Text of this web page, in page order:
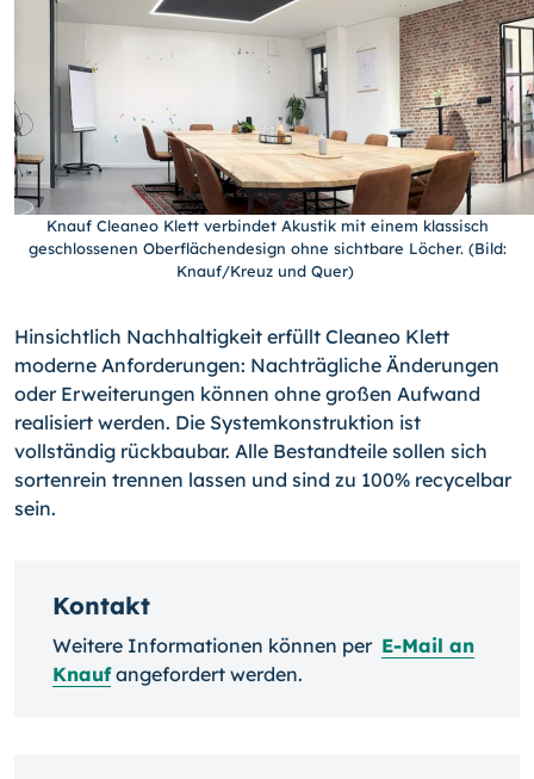
Knauf Cleaneo Klett verbindet Akustik mit einem klassisch
geschlossenen Oberflächendesign ohne sichtbare Löcher. (Bild:
Knauf/Kreuz und Quer)
Hinsichtlich Nachhaltigkeit erfüllt Cleaneo Klett
moderne Anforderungen: Nachträgliche Änderungen
oder Erweiterungen können ohne großen Aufwand
realisiert werden. Die Systemkonstruktion ist
vollständig rückbaubar. Alle Bestandteile sollen sich
sortenrein trennen lassen und sind zu 100% recycelbar
sein.
Kontakt
Weitere Informationen können per E-Mail an
Knaufangefordert werden.